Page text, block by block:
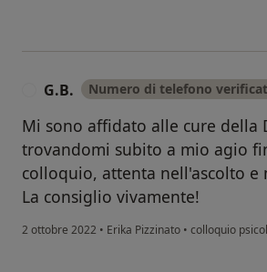
G.B. Numero di telefono
Mi sono affidato alle cure della
trovandomi subito a mio agio
colloquio, attenta nell'ascolto e
La consiglio vivamente!
2 ottobre 2022 • Erika Pizzinato • colloquio